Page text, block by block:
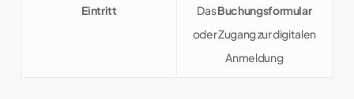
Eintritt DasBuchungsformular
oder Zugang zur digitalen
Anmeldung